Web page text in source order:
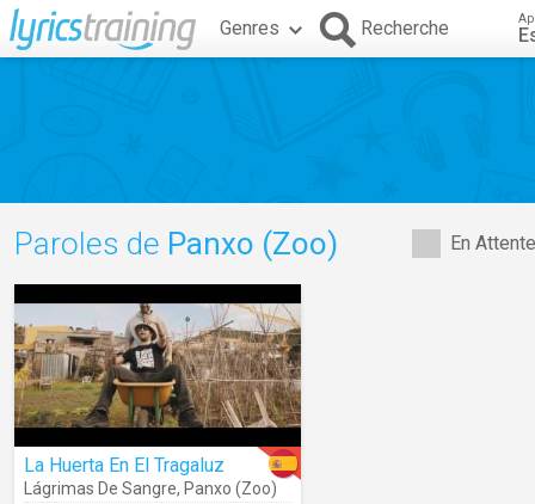
Genres Recherche
En
Paroles de Panxo (Zoo)
La Huerta En El Tragaluz
Lágrimas De Sangre, Panxo (Zoo)